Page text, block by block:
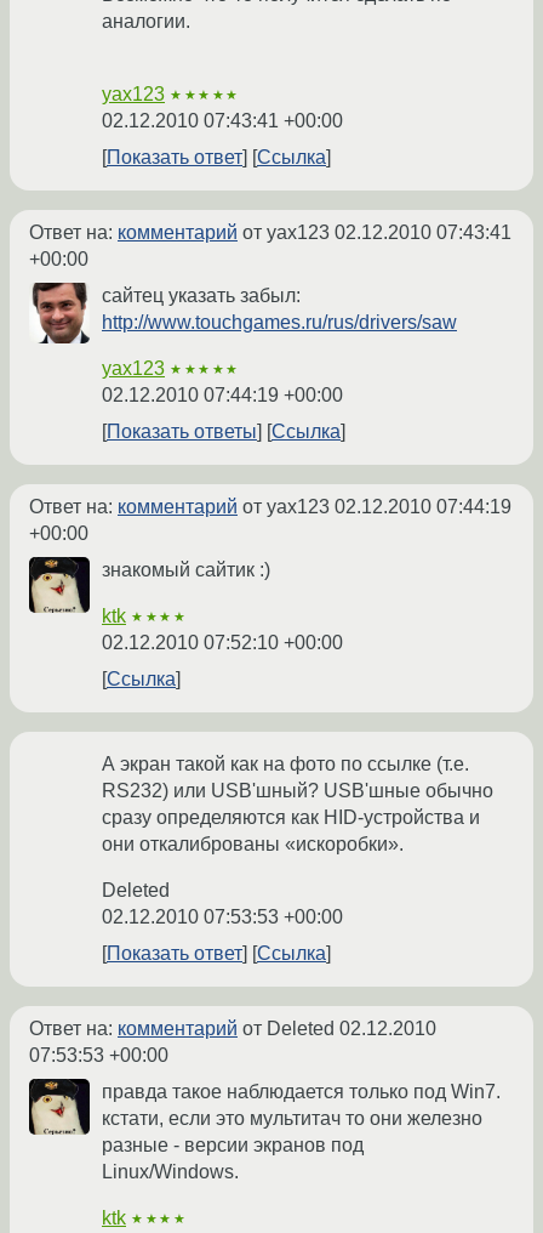
аналогии.
yax123 ★★★★★
02.12.2010 07:43:41 +00:00
Показать ответ
Ссылка
Ответ на: комментарий от yax123 02.12.2010 07:43:41
+00:00
сайтец указать забыл:
http://www.touchgames.ru/rus/drivers/saw
yax123 ★★★★★
02.12.2010 07:44:19 +00:00
Показать ответы
Ссылка
Ответ на: комментарий от yax123 02.12.2010 07:44:19
+00:00
знакомый сайтик :)
ktk ★★★★
02.12.2010 07:52:10 +00:00
Ссылка
А экран такой как на фото по ссылке (т.е.
RS232) или USB'шный? USB'шные обычно
сразу определяются как HID-устройства и
они откалиброваны «искоробки».
Deleted
02.12.2010 07:53:53 +00:00
Показать ответ
Ссылка
Ответ на: комментарий от Deleted 02.12.2010
07:53:53 +00:00
правда такое наблюдается только под Win7.
кстати, если это мультитач то они железно
разные - версии экранов под
Linux/Windows.
ktk ★★★★